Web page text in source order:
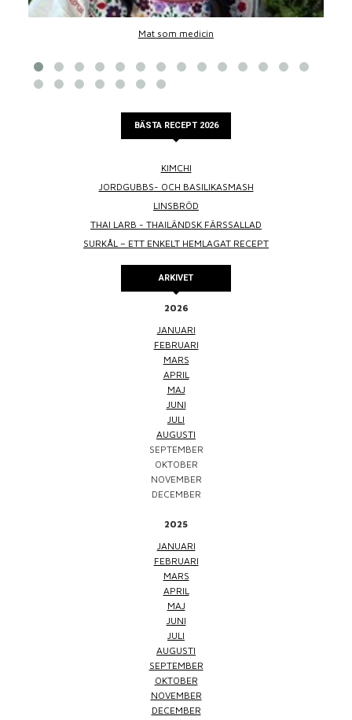
Mat som medicin
BÄSTA RECEPT 2026
KIMCHI
JORDGUBBS- OCH BASILIKASMASH
LINSBRÖD
THAI LARB - THAILÄNDSK FÄRSSALLAD
SURKÅL – ETT ENKELT HEMLAGAT RECEPT
ARKIVET
2026
JANUARI
FEBRUARI
MARS
APRIL
MAJ
JUNI
JULI
AUGUSTI
SEPTEMBER
OKTOBER
NOVEMBER
DECEMBER
2025
JANUARI
FEBRUARI
MARS
APRIL
MAJ
JUNI
JULI
AUGUSTI
SEPTEMBER
OKTOBER
NOVEMBER
DECEMBER